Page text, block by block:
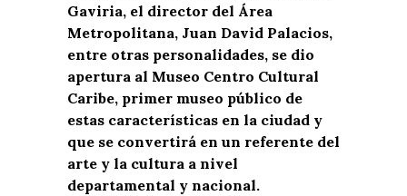
Gaviria, el director del Área
Metropolitana, Juan David Palacios,
entre otras personalidades, se dio
apertura al Museo Centro Cultural
Caribe, primer museo público de
estas características en la ciudad y
que se convertirá en un referente del
arte y la cultura a nivel
departamental y nacional.